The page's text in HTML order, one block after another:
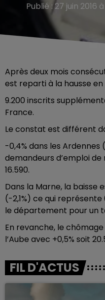
Publié : 27 juin 2016
Après deux mois
est reparti à la hausse
9.200 inscrits
France.
Le constat est différent
-0,4% dans les
demandeurs d’emploi
16.590.
Dans la Marne, la baisse
(-2,1%) ce qui
le département pour un
En revanche, le
l’Aube avec +0,5% soit
FIL D'ACTUS